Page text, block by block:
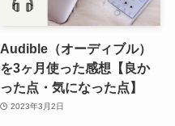
Audible（オーディブル）
を3ヶ月使った感想【良か
った点・気になった点】
2023年3月2日